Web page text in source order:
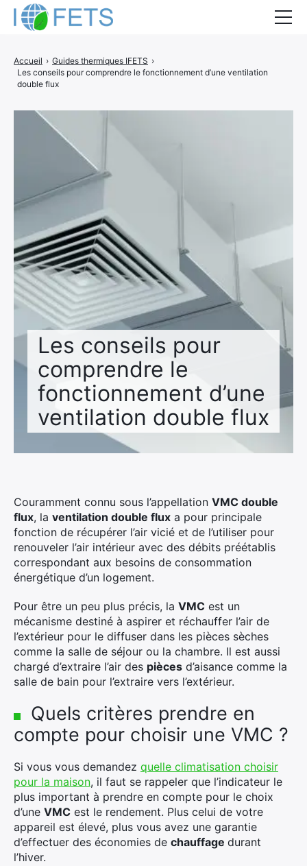
Les conseils pour
comprendre le
fonctionnement d’une
ventilation double flux
Accueil › Guides thermiques IFETS ›
Les conseils pour comprendre le fonctionnement d’une ventilation
double flux
Couramment connu sous l’appellation VMC double
flux, la ventilation double flux a pour principale
fonction de récupérer l’air vicié et de l’utiliser pour
renouveler l’air intérieur avec des débits préétablis
correspondant aux besoins de consommation
énergétique d’un logement.
Pour être un peu plus précis, la VMC est un
mécanisme destiné à aspirer et réchauffer l’air de
l’extérieur pour le diffuser dans les pièces sèches
comme la salle de séjour ou la chambre. Il est aussi
chargé d’extraire l’air des pièces d’aisance comme la
salle de bain pour l’extraire vers l’extérieur.
Quels critères prendre en
compte pour choisir une VMC ?
Si vous vous demandez quelle climatisation choisir
pour la maison, il faut se rappeler que l’indicateur le
plus important à prendre en compte pour le choix
d’une VMC est le rendement. Plus celui de votre
appareil est élevé, plus vous avez une garantie
d’effectuer des économies de chauffage durant
l’hiver.
Actualités
Métiers du BTP
Guides thermiques
Aides à la rénovation
DEVIS